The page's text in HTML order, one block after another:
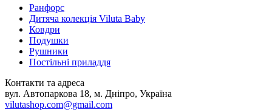
Ранфорс
Дитяча колекція Viluta Baby
Ковдри
Подушки
Рушники
Постільні приладдя
Контакти та адреса
вул. Автопаркова 18, м. Дніпро, Україна
vilutashop.com@gmail.com